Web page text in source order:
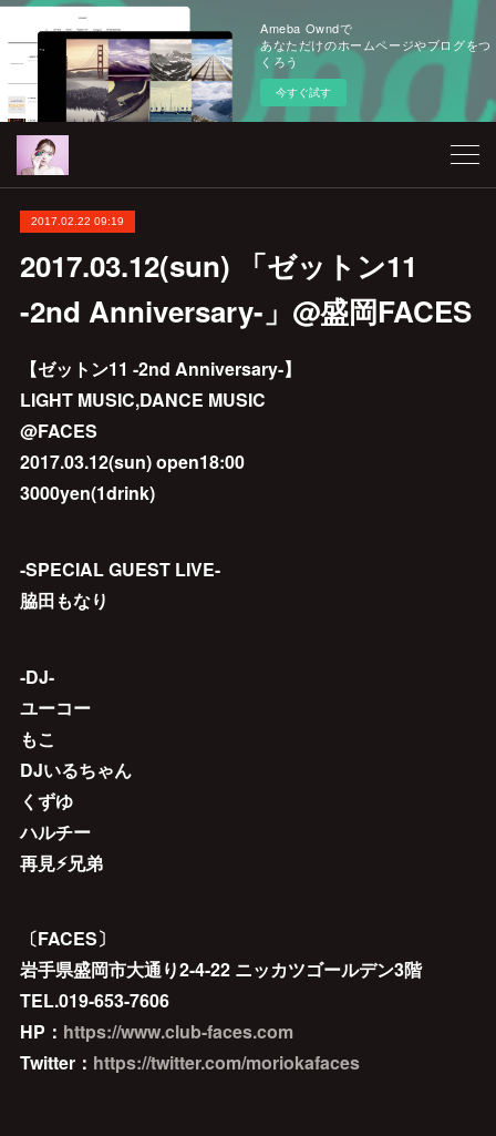
Ameba Owndで
あなただけのホームページやブログをつ
くろう
今すぐ試す
2017.02.22 09:19
2017.03.12(sun) 「ゼットン11
-2nd Anniversary-」@盛岡FACES
【ゼットン11 -2nd Anniversary-】
LIGHT MUSIC,DANCE MUSIC
@FACES
2017.03.12(sun) open18:00
3000yen(1drink)
-SPECIAL GUEST LIVE-
脇田もなり
-DJ-
ユーコー
もこ
DJいるちゃん
くずゆ
ハルチー
再見⚡︎兄弟
〔FACES〕
岩手県盛岡市大通り2-4-22 ニッカツゴールデン3階
TEL.019-653-7606
HP： https://www.club-faces.com
Twitter： https://twitter.com/moriokafaces